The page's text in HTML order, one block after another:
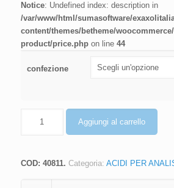
Notice: Undefined index: description in
/var/www/html/sumasoftware/
content/themes/betheme/
product/price.phpon line 44
confezione
Aggiungi al carrello
COD: 40811. Categoria: ACIDI PER